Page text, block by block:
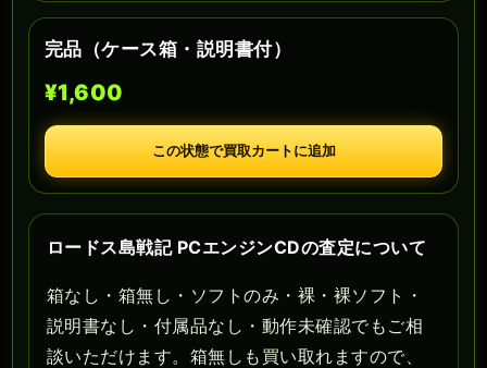
完品（ケース箱・説明書付）
¥1,600
この状態で買取カートに追加
ロードス島戦記 PCエンジンCDの査定について
箱なし・箱無し・ソフトのみ・裸・裸ソフト・
説明書なし・付属品なし・動作未確認でもご相
談いただけます。箱無しも買い取れますので、